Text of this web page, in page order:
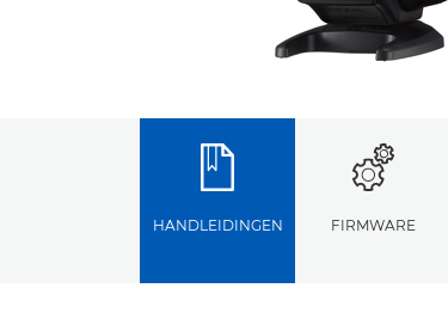
HANDLEIDINGEN FIRMWARE